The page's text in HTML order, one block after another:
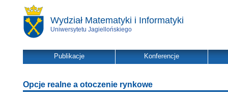
Wydział Matematyki i Informatyki
Uniwersytetu Jagiellońskiego
Publikacje Konferencje
Opcje realne a otoczenie rynkowe